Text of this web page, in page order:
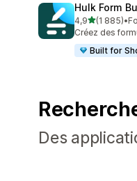
Hulk Form
4,9étoile(s) sur
(1 885)
1885 avis au•
Créez des
Built for
Des